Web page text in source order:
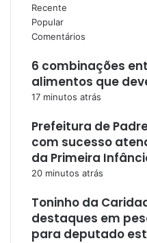
Recente
Popular
Comentários
6 combinações
alimentos que
17 minutos atrás
Prefeitura de
com sucesso
da Primeira
20 minutos atrás
Toninho da
destaques em
para deputado